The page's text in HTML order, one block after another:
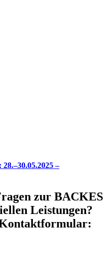
–
zur BACKES
Leistungen?